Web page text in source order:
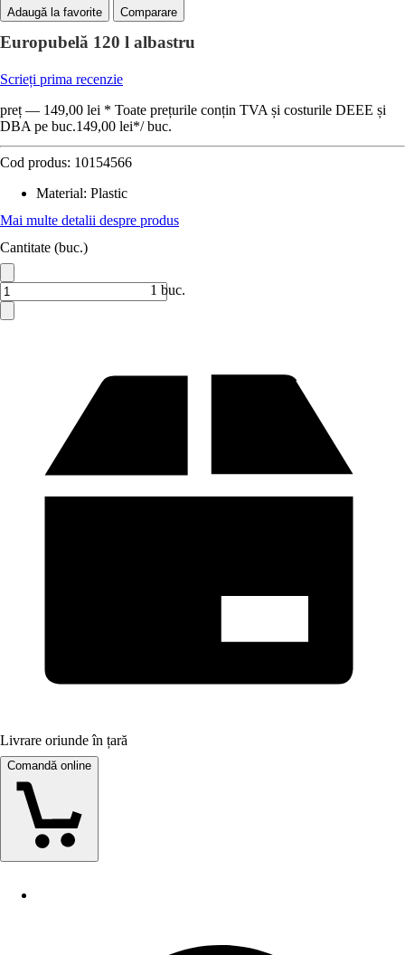
Comparare
Europubelă 120 l albastru
Scrieți prima recenzie
preț — 149,00 lei * Toate prețurile conțin TVA și costurile DEEE și
DBA pe buc.149,00 lei*/ buc.
Cod produs: 10154566
Material: Plastic
Mai multe detalii despre produs
Cantitate (buc.)
1 buc.
Livrare oriunde în țară
Comandă online